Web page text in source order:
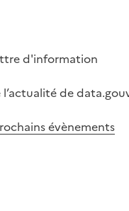
d'information
de
évènements